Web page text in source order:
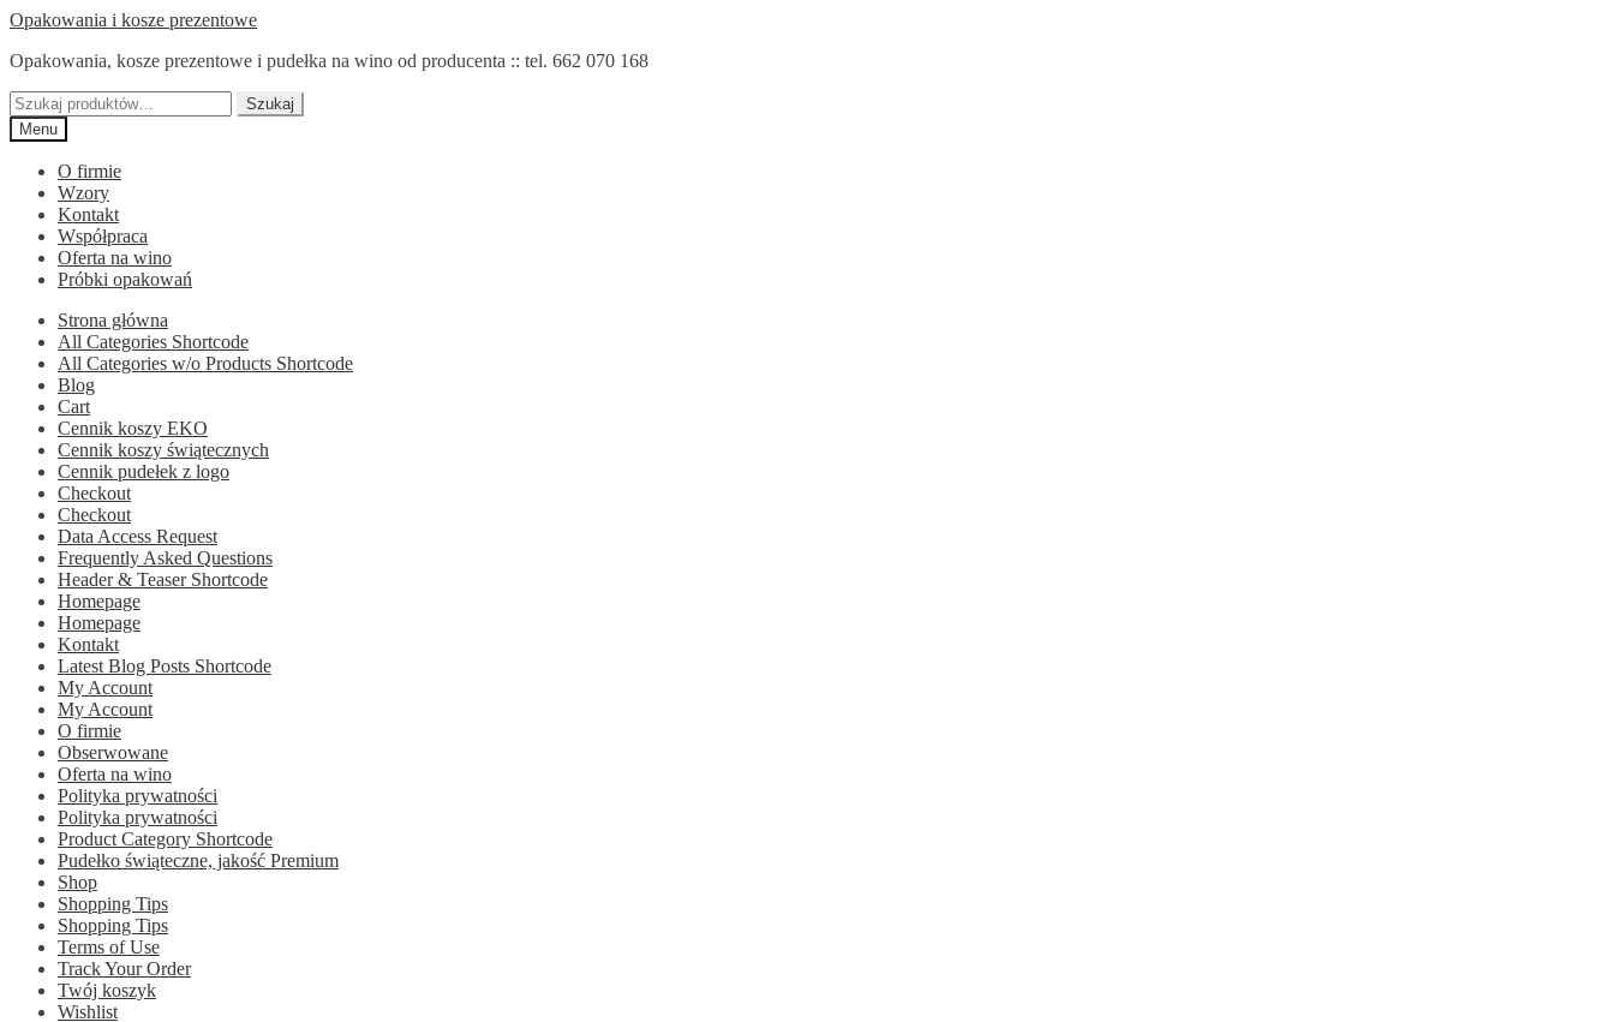
Przejdź
nawigacji
Przejdź
treści
Opakowania i kosze prezentowe
Opakowania, kosze prezentowe i pudełka na wino od producenta :: tel. 662 070 168
Szukaj:
Szukaj
Menu
O firmie
Wzory
Kontakt
Współpraca
Oferta na wino
Próbki opakowań
Strona główna
All Categories Shortcode
All Categories w/o Products Shortcode
Blog
Cart
Cennik koszy EKO
Cennik koszy świątecznych
Cennik pudełek z logo
Checkout
Checkout
Data Access Request
Frequently Asked Questions
Header & Teaser Shortcode
Homepage
Homepage
Kontakt
Latest Blog Posts Shortcode
My Account
My Account
O firmie
Obserwowane
Oferta na wino
Polityka prywatności
Polityka prywatności
Product Category Shortcode
Pudełko świąteczne, jakość Premium
Shop
Shopping Tips
Shopping Tips
Terms of Use
Track Your Order
Twój koszyk
Wishlist